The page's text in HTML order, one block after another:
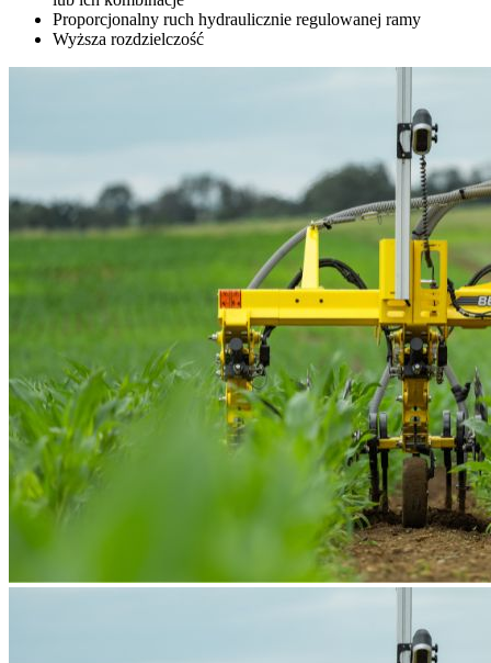
Proporcjonalny ruch hydraulicznie regulowanej ramy
Wyższa rozdzielczość